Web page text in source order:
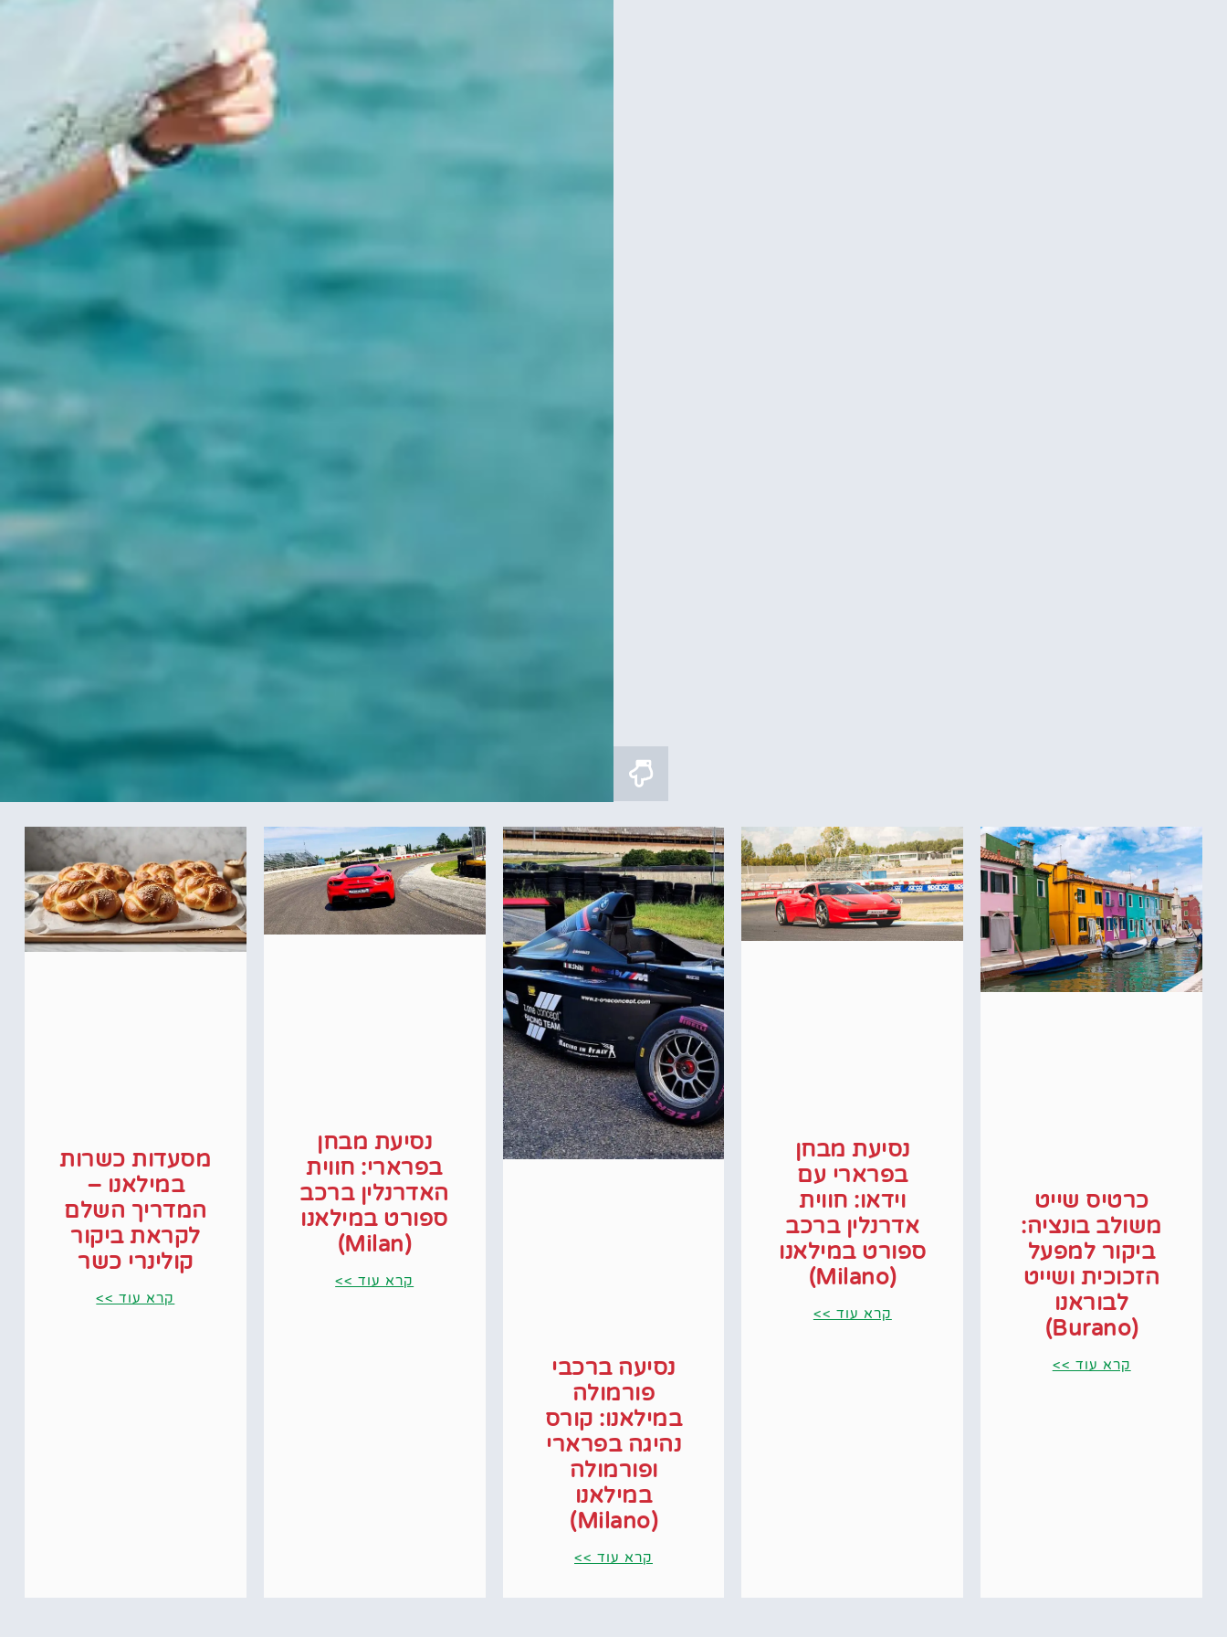
כרטיס שייט
משולב בונציה:
ביקור למפעל
הזכוכית ושייט
לבוראנו
(Burano)
קרא עוד >>
נסיעת מבחן
בפרארי עם
וידאו: חווית
אדרנלין ברכב
ספורט במילאנו
(Milano)
קרא עוד >>
נסיעה ברכבי
פורמולה
במילאנו: קורס
נהיגה בפרארי
ופורמולה
במילאנו
(Milano)
קרא עוד >>
נסיעת מבחן
בפרארי: חווית
האדרנלין ברכב
ספורט במילאנו
(Milan)
קרא עוד >>
מסעדות כשרות
במילאנו –
המדריך השלם
לקראת ביקור
קולינרי כשר
קרא עוד >>